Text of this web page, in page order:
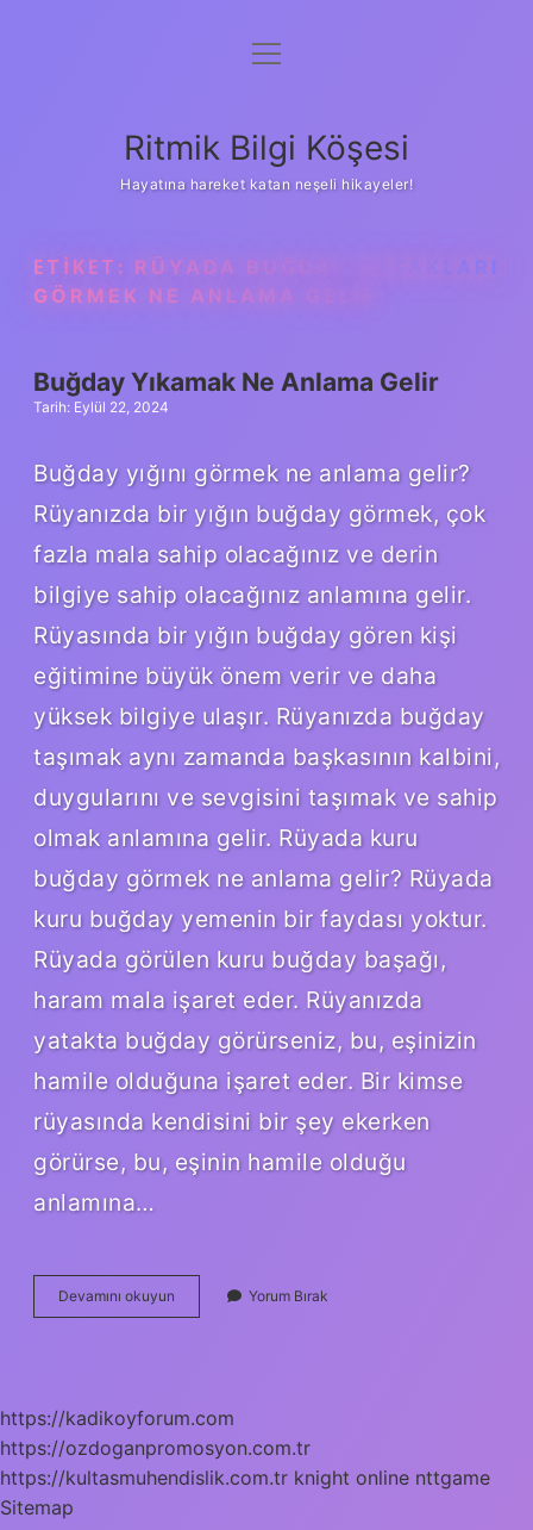
Anasayfa
Yasal Uyarı
menüyü
Ritmik Bilgi Köşesi
Hayatına hareket katan neşeli hikayeler!
ETIKET: RÜYADA BUĞDAY BAŞAKLARI
GÖRMEK NE ANLAMA GELIR
Buğday Yıkamak Ne Anlama Gelir
Tarih: Eylül 22, 2024
Buğday yığını görmek ne anlama gelir?
Rüyanızda bir yığın buğday görmek, çok
fazla mala sahip olacağınız ve derin
bilgiye sahip olacağınız anlamına gelir.
Rüyasında bir yığın buğday gören kişi
eğitimine büyük önem verir ve daha
yüksek bilgiye ulaşır. Rüyanızda buğday
taşımak aynı zamanda başkasının kalbini,
duygularını ve sevgisini taşımak ve sahip
olmak anlamına gelir. Rüyada kuru
buğday görmek ne anlama gelir? Rüyada
kuru buğday yemenin bir faydası yoktur.
Rüyada görülen kuru buğday başağı,
haram mala işaret eder. Rüyanızda
yatakta buğday görürseniz, bu, eşinizin
hamile olduğuna işaret eder. Bir kimse
rüyasında kendisini bir şey ekerken
görürse, bu, eşinin hamile olduğu
anlamına…
Devamını okuyun
Yıkamak
Yorum Bırak
https://kadikoyforum.com
https://ozdoganpromosyon.com.tr
https://kultasmuhendislik.com.tr knight online nttgame
Sitemap